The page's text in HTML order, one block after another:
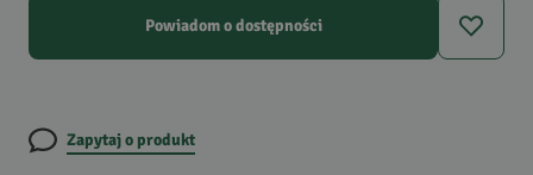
Powiadom o dostępności
Zapytaj o produkt